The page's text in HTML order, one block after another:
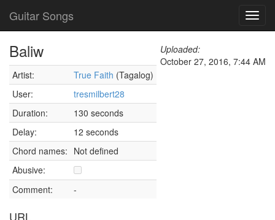
Guitar Songs
Baliw
Artist: True Faith (Tagalog)
User:
tresmilbert28
Duration:
130 seconds
Delay:
12 seconds
Chord names: Not defined
Abusive:
Comment:
-
URL
Uploaded:
October 27, 2016, 7:44 AM